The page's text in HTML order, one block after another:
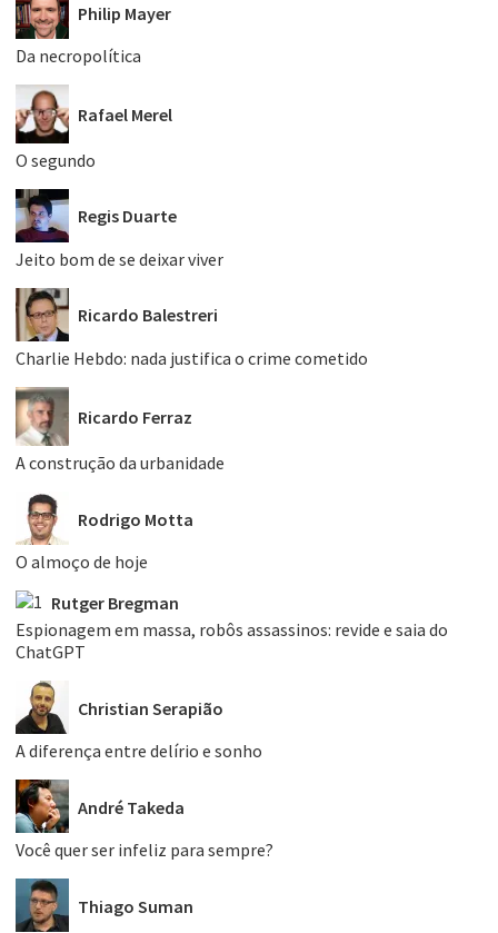
Philip Mayer
Da necropolítica
Rafael Merel
O segundo
Regis Duarte
Jeito bom de se deixar viver
Ricardo Balestreri
Charlie Hebdo: nada justifica o crime cometido
Ricardo Ferraz
A construção da urbanidade
Rodrigo Motta
O almoço de hoje
Rutger Bregman
Espionagem em massa, robôs assassinos: revide e saia do
ChatGPT
Christian Serapião
A diferença entre delírio e sonho
André Takeda
Você quer ser infeliz para sempre?
Thiago Suman